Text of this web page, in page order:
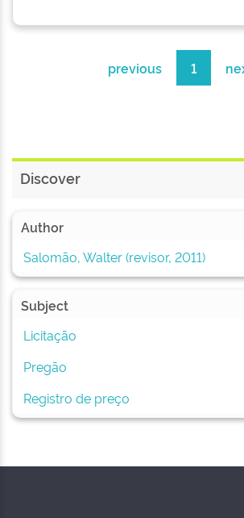
previous 1
Discover
Author
Salomão, Walter (revisor, 2011)
Subject
Licitação
Pregão
Registro de preço